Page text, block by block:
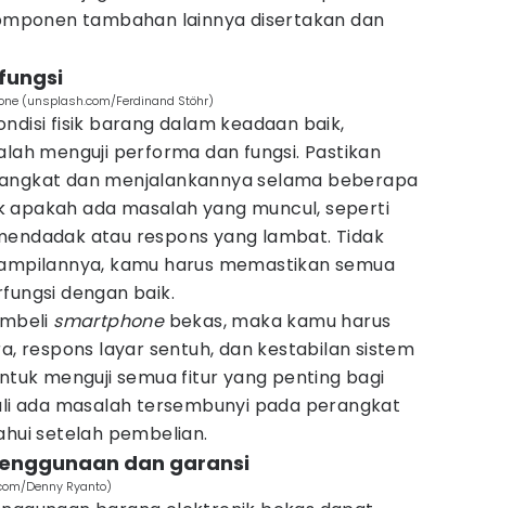
tambahan lainnya disertakan dan
(unsplash.com/Ferdinand Stöhr)
fisik barang dalam keadaan baik,
menguji performa dan fungsi. Pastikan
dan menjalankannya selama beberapa
ada masalah yang muncul, seperti
atau respons yang lambat. Tidak
kamu harus memastikan semua
dengan baik.
smartphonebekas, maka kamu harus
respons layar sentuh, dan kestabilan sistem
menguji semua fitur yang penting bagi
ada masalah tersembunyi pada perangkat
setelah pembelian.
dan garansi
Denny Ryanto)